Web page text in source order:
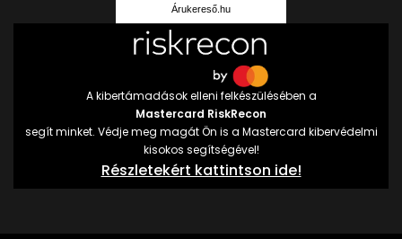
Árukereső.hu
A kibertámadások elleni felkészülésében a
Mastercard RiskRecon
segít minket. Védje meg magát Ön is a Mastercard kibervédelmi
kisokos segítségével!
Részletekért kattintson ide!